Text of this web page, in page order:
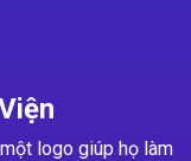
logo giúp họ làm